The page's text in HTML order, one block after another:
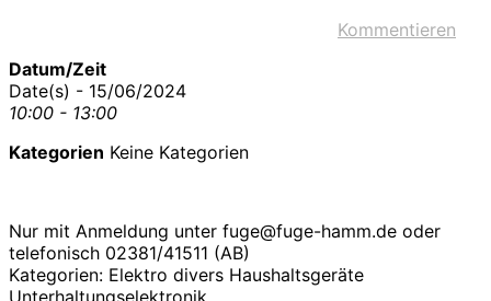
Kommentieren
Datum/Zeit
Date(s) - 15/06/2024
10:00 - 13:00
Kategorien Keine Kategorien
Nur mit Anmeldung unter fuge@fuge-hamm.de oder
telefonisch 02381/41511 (AB)
Kategorien: Elektro divers Haushaltsgeräte
Unterhaltungselektronik